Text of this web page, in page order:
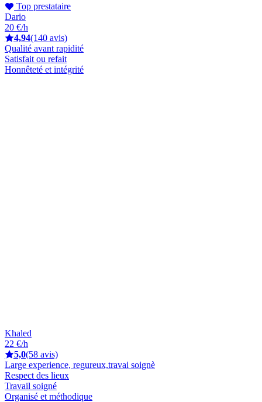
Top prestataire
Dario
20 €/h
4,94(140 avis)
Qualité avant rapidité
Satisfait ou refait
Honnêteté et intégrité
Khaled
22 €/h
5,0(58 avis)
Large experience, regureux,travai soignè
Respect des lieux
Travail soigné
Organisé et méthodique